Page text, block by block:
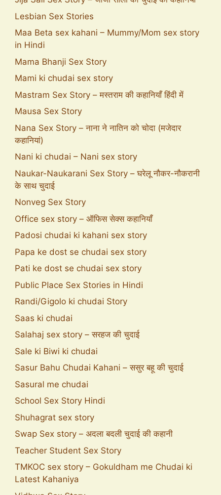
Lesbian Sex Stories
Maa Beta sex kahani – Mummy/Mom sex story
in Hindi
Mama Bhanji Sex Story
Mami ki chudai sex story
Mastram Sex Story – मस्तराम की कहानियाँ हिंदी में
Mausa Sex Story
Nana Sex Story – नाना ने नातिन को चोदा (मजेदार
कहानियां)
Nani ki chudai – Nani sex story
Naukar-Naukarani Sex Story – घरेलू नौकर-नौकरानी
के साथ चुदाई
Nonveg Sex Story
Office sex story – ऑफिस सेक्स कहानियाँ
Padosi chudai ki kahani sex story
Papa ke dost se chudai sex story
Pati ke dost se chudai sex story
Public Place Sex Stories in Hindi
Randi/Gigolo ki chudai Story
Saas ki chudai
Salahaj sex story – सरहज की चुदाई
Sale ki Biwi ki chudai
Sasur Bahu Chudai Kahani – ससुर बहू की चुदाई
Sasural me chudai
School Sex Story Hindi
Shuhagrat sex story
Swap Sex story – अदला बदली चुदाई की कहानी
Teacher Student Sex Story
TMKOC sex story – Gokuldham me Chudai ki
Latest Kahaniya